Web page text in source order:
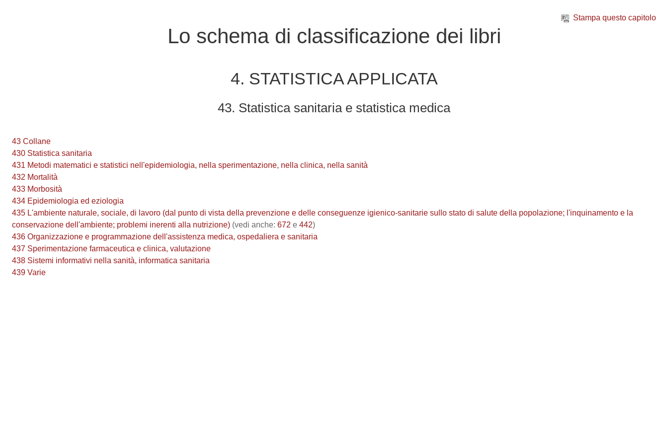
Stampa questo capitolo
Lo schema di classificazione dei libri
4. STATISTICA APPLICATA
43. Statistica sanitaria e statistica medica
43 Collane
430 Statistica sanitaria
431 Metodi matematici e statistici nell'epidemiologia, nella sperimentazione, nella clinica, nella sanità
432 Mortalità
433 Morbosità
434 Epidemiologia ed eziologia
435 L'ambiente naturale, sociale, di lavoro (dal punto di vista della prevenzione e delle conseguenze igienico-sanitarie sullo stato di salute della popolazione; l'inquinamento e la
conservazione dell'ambiente; problemi inerenti alla nutrizione) (vedi anche: 672 e 442)
436 Organizzazione e programmazione dell'assistenza medica, ospedaliera e sanitaria
437 Sperimentazione farmaceutica e clinica, valutazione
438 Sistemi informativi nella sanità, informatica sanitaria
439 Varie